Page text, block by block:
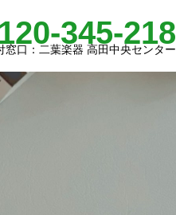
345-218
窓口：二葉楽器 高田中央センター